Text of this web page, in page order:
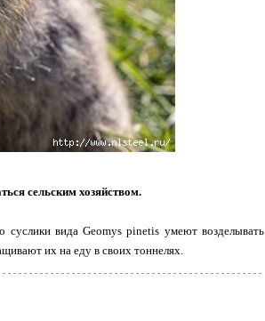
сельским хозяйством.
суслики вида Geomys pinetis умеют возделывать
их на еду в своих тоннелях.